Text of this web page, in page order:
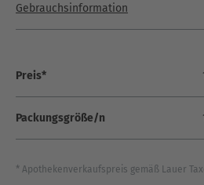
Gebrauchsinformation
Preis*
Packungsgröße/n
* Apothekenverkaufspreis gemäß Lauer